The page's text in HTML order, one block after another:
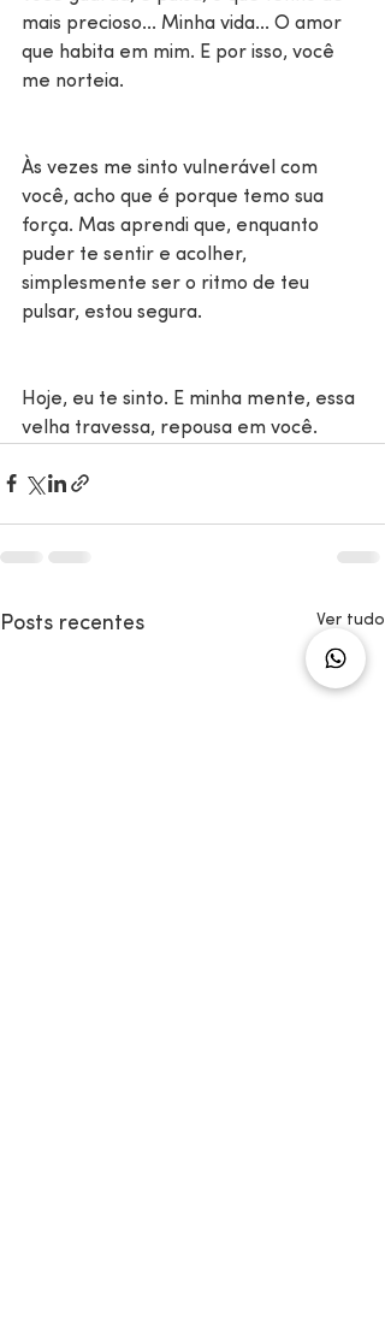
mais precioso... Minha vida... O amor
que habita em mim. E por isso, você
me norteia.
Às vezes me sinto vulnerável com
você, acho que é porque temo sua
força. Mas aprendi que, enquanto
puder te sentir e acolher,
simplesmente ser o ritmo de teu
pulsar, estou segura.
Hoje, eu te sinto. E minha mente, essa
velha travessa, repousa em você.
Posts recentes Ver tudo